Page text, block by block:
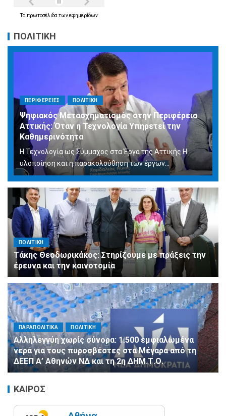
Ταπρωτοσέλιδατωνεφημερίδων
ΠΟΛΙΤΙΚΗ
ΠΕΡΙΦΕΡΕΙΕΣ ΠΟΛΙΤΙΚΗ
Ψηφιακός Μετασχηματισμός στην Περιφέρεια
Αττικής: Όταν η Τεχνολογία Υπηρετεί την
Καθημερινότητα
Η Τεχνολογία ως Σύμμαχος στα Έργα της Αττικής Η
υλοποίηση και η παρακολούθηση των έργων...
ΠΟΛΙΤΙΚΗ
Τάκης Θεοδωρικάκος: Στηρίζουμε με πράξεις την
έρευνα και την καινοτομία
ΠΑΡΑΠΟΛΙΤΙΚΑ ΠΟΛΙΤΙΚΗ
Αλληλεγγύη χωρίς σύνορα: 1.500 εμφιαλωμένα
νερά για τους πυροσβέστες στα Μέγαρα από τη
ΔΕΕΠ Α’ Αθηνών ΝΔ και τη 2η ΔΗΜ.Τ.Ο.
ΚΑΙΡΟΣ